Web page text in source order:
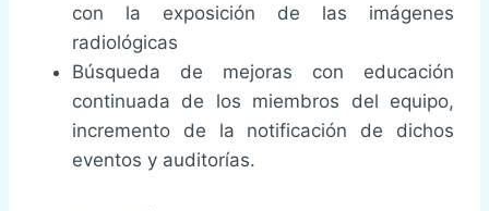
con la exposición de las imágenes
radiológicas
Búsqueda de mejoras con educación
continuada de los miembros del equipo,
incremento de la notificación de dichos
eventos y auditorías.